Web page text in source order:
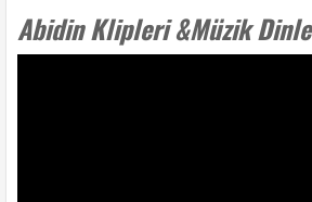
Abidin Klipleri &Müzik Dinle